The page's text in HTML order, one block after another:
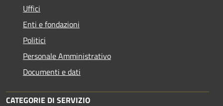
Uffici
Enti e fondazioni
Politici
Personale Amministrativo
Documenti e dati
CATEGORIE DI SERVIZIO